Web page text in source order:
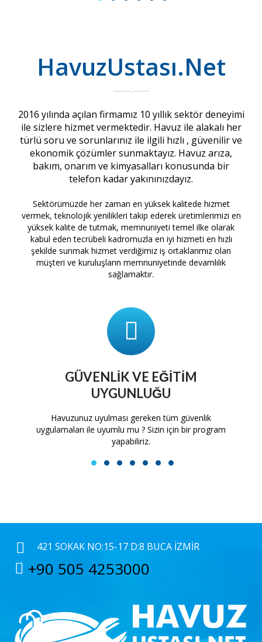
HavuzUstası.Net
2016 yılında açılan firmamız 10 yıllık sektör deneyimi
ile sizlere hizmet vermektedir. Havuz ile alakalı her
türlü soru ve sorunlarınız ile ilgili hızlı , güvenilir ve
ekonomik çözümler sunmaktayız. Havuz arıza,
bakım, onarım ve kimyasalları konusunda bir
telefon kadar yakınınızdayız.
Sektörümüzde her zaman en yüksek kalitede hizmet
vermek, teknolojik yenilikleri takip ederek üretimlerimizi en
yüksek kalite de tutmak, memnuniyeti temel ilke olarak
kabul eden tecrübeli kadromuzla en iyi hizmeti en hızlı
şekilde sunmak hizmet verdiğimiz iş ortaklarımız olan
müşteri ve kuruluşların memnuniyetinde devamlılık
sağlamaktır.
GÜVENLIK VE EĞITIM
UYGUNLUĞU
Havuzunuz uyulması gereken tüm güvenlik
uygulamaları ile uyumlu mu ? Sizin için bir program
yapabiliriz.
1 2 3 4 5 6 7
421 SOKAK NO:15-17 D:8 BUCA İZMIR
+90 505 4253000